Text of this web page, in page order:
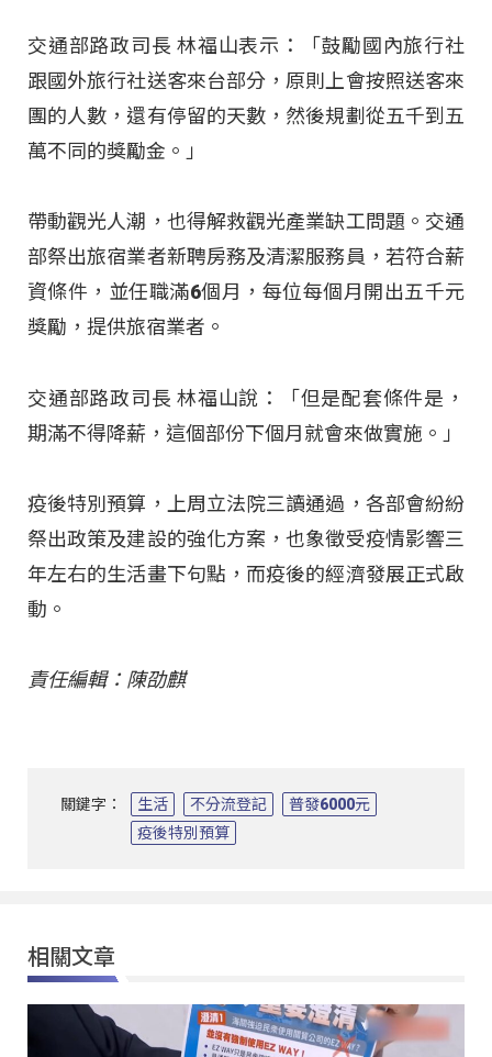
交通部路政司長 林福山表示：「鼓勵國內旅行社
跟國外旅行社送客來台部分，原則上會按照送客來
團的人數，還有停留的天數，然後規劃從五千到五
萬不同的獎勵金。」
帶動觀光人潮，也得解救觀光產業缺工問題。交通
部祭出旅宿業者新聘房務及清潔服務員，若符合薪
資條件，並任職滿6個月，每位每個月開出五千元
獎勵，提供旅宿業者。
交通部路政司長 林福山說：「但是配套條件是，
期滿不得降薪，這個部份下個月就會來做實施。」
疫後特別預算，上周立法院三讀通過，各部會紛紛
祭出政策及建設的強化方案，也象徵受疫情影響三
年左右的生活畫下句點，而疫後的經濟發展正式啟
動。
責任編輯：陳劭麒
關鍵字： 生活 不分流登記
普發6000元
疫後特別預算
相關文章